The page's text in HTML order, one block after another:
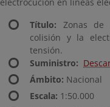
Título: Zonas de
colisión y la
tensión.
Suministro:
Ámbito: Nacional
Escala: 1:50.000